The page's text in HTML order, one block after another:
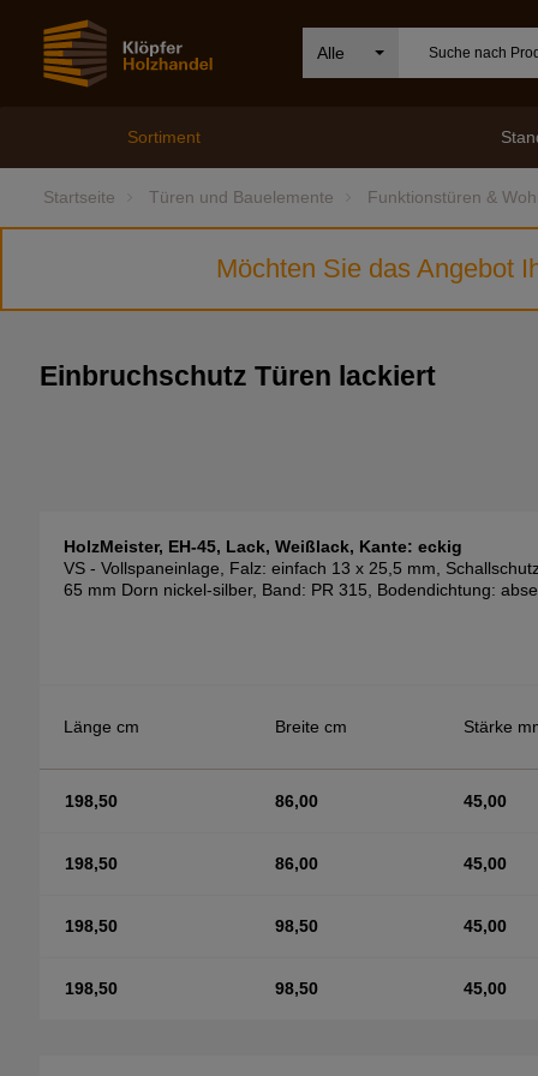
Alle
Sortiment
Startseite Türen und Bauelemente Funktionstüren &
Möchten Sie das Angebot
Einbruchschutz Türen lackiert
HolzMeister, EH-45, Lack, Weißlack, Kante: eckig
VS - Vollspaneinlage, Falz: einfach 13 x 25,5 mm,
65 mm Dorn nickel-silber, Band: PR 315, Bodendichtung:
Länge cm Breite cm Stärke
198,50 86,00 45,00
198,50 86,00 45,00
198,50 98,50 45,00
198,50 98,50 45,00